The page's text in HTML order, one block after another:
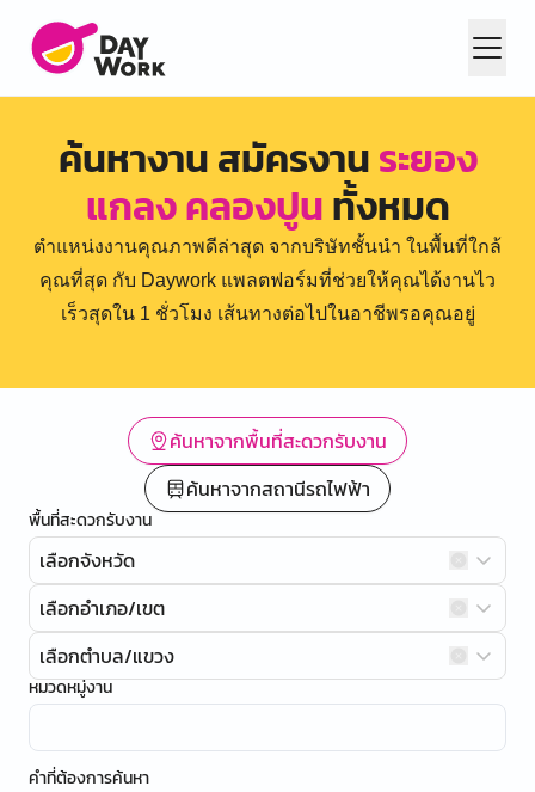
ค้นหางาน สมัครงานระยอง
แกลง คลองปูนทั้งหมด
ตำแหน่งงานคุณภาพดีล่าสุด จากบริษัทชั้นนำ ในพื้นที่ใกล้
คุณที่สุด กับ Daywork แพลตฟอร์มที่ช่วยให้คุณได้งานไว
เร็วสุดใน 1 ชั่วโมง เส้นทางต่อไปในอาชีพรอคุณอยู่
ค้นหาจากพื้นที่สะดวกรับงาน
ค้นหาจากสถานีรถไฟฟ้า
พื้นที่สะดวกรับงาน
เลือกจังหวัด
เลือกอำเภอ/เขต
เลือกตำบล/แขวง
หมวดหมู่งาน
คำที่ต้องการค้นหา